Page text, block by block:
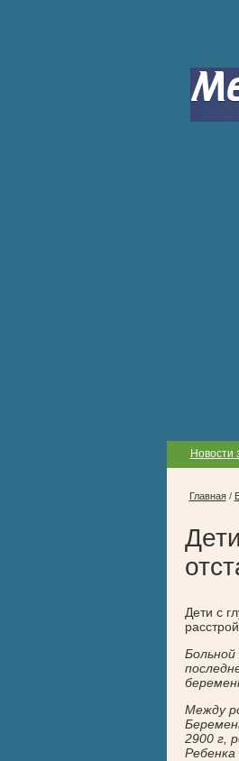
Новости
Главная/
Дети с
Между
2900 г,
Ребенка